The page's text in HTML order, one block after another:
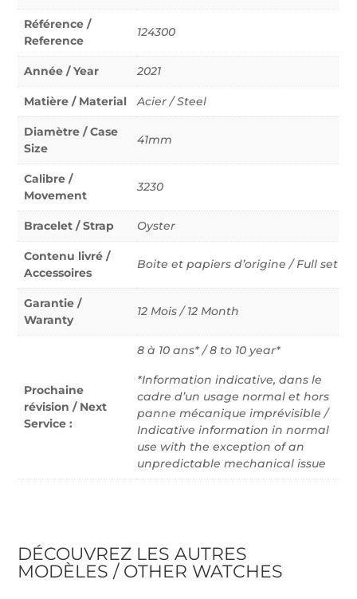
Référence /
Reference
124300
Année / Year 2021
Matière / Material Acier / Steel
Diamètre / Case
Size
41mm
Calibre /
Movement
3230
Bracelet / Strap Oyster
Contenu livré /
Accessoires
Boite et papiers d’origine / Full set
Garantie /
Waranty
12 Mois / 12 Month
Prochaine
révision / Next
Service :
8 à 10 ans* / 8 to 10 year*
*Information indicative, dans le
cadre d’un usage normal et hors
panne mécanique imprévisible /
Indicative information in normal
use with the exception of an
unpredictable mechanical issue
DÉCOUVREZ LES AUTRES
MODÈLES / OTHER WATCHES